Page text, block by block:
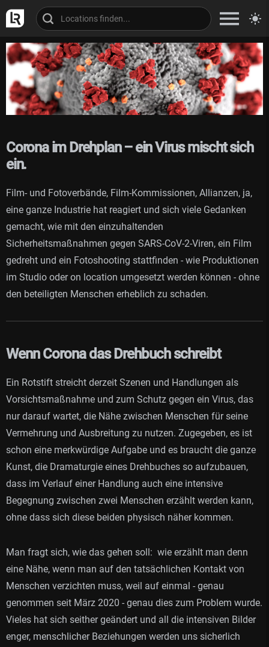
Corona im Drehplan – ein Virus mischt sich
ein.
Film- und Fotoverbände, Film-Kommissionen, Allianzen, ja,
eine ganze Industrie hat reagiert und sich viele Gedanken
gemacht, wie mit den einzuhaltenden
Sicherheitsmaßnahmen gegen SARS-CoV-2-Viren, ein Film
gedreht und ein Fotoshooting stattfinden - wie Produktionen
im Studio oder on location umgesetzt werden können - ohne
den beteiligten Menschen erheblich zu schaden.
Wenn Corona das Drehbuch schreibt
Ein Rotstift streicht derzeit Szenen und Handlungen als
Vorsichtsmaßnahme und zum Schutz gegen ein Virus, das
nur darauf wartet, die Nähe zwischen Menschen für seine
Vermehrung und Ausbreitung zu nutzen. Zugegeben, es ist
schon eine merkwürdige Aufgabe und es braucht die ganze
Kunst, die Dramaturgie eines Drehbuches so aufzubauen,
dass im Verlauf einer Handlung auch eine intensive
Begegnung zwischen zwei Menschen erzählt werden kann,
ohne dass sich diese beiden physisch näher kommen.
Man fragt sich, wie das gehen soll: wie erzählt man denn
eine Nähe, wenn man auf den tatsächlichen Kontakt von
Menschen verzichten muss, weil auf einmal - genau
genommen seit März 2020 - genau dies zum Problem wurde.
Vieles hat sich seither geändert und all die intensiven Bilder
enger, menschlicher Beziehungen werden uns sicherlich